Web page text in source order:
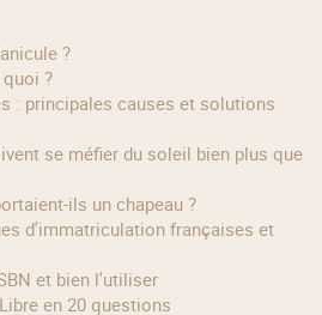
?
quoi ?
un chapeau ?
et bien l'utiliser
en 20 questions